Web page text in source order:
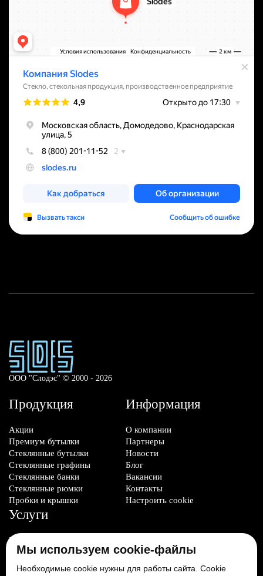
ООО "Слодэс" © 2000 - 2026
Продукция
Акции
Премиум бутылки
Стеклянные бутылки
Стеклянные графины
Стеклянные банки
Стеклянные рюмки
Пробки и крышки
Информация
О компании
Партнеры
Новости
Блог
Вакансии
Контакты
Настроить cookie
Услуги
Производство стеклотары
Изготовление
формокомплектов
Мы используем cookie-файлы
Необходимые cookie нужны для работы сайта. Cookie